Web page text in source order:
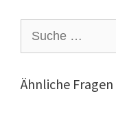
nach:
Ähnliche Fragen